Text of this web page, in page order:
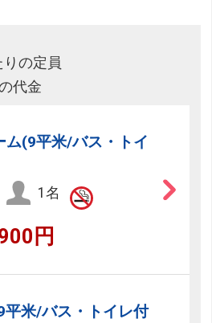
の定員
代金
ム(9平米/バス・トイ
1名
円
平米/バス・トイレ付